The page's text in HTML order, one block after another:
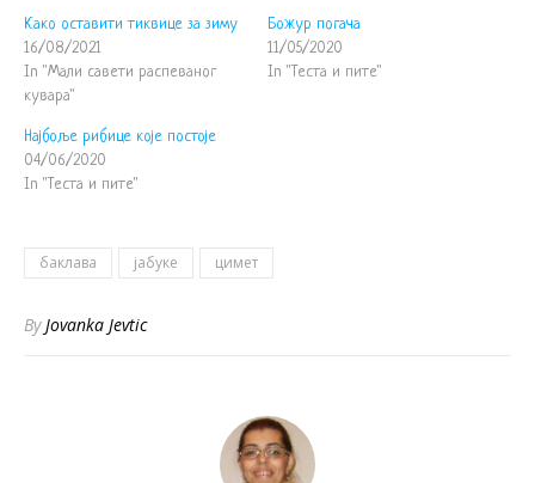
Како оставити тиквице за зиму
16/08/2021
In "Мали савети распеваног
кувара"
Божур погача
11/05/2020
In "Теста и пите"
Најбоље рибице које постоје
04/06/2020
In "Теста и пите"
баклава јабуке цимет
ByJovanka Jevtic